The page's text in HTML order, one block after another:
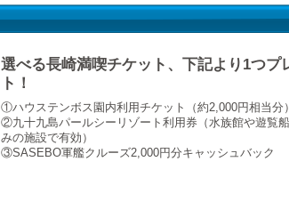
選べる長崎満喫チケット、下記より1つプ
ト！
①ハウステンボス園内利用チケット（約2,000円相当分）
②九十九島パールシーリゾート利用券（水族館や遊覧
みの施設で有効）
③SASEBO軍艦クルーズ2,000円分キャッシュバック